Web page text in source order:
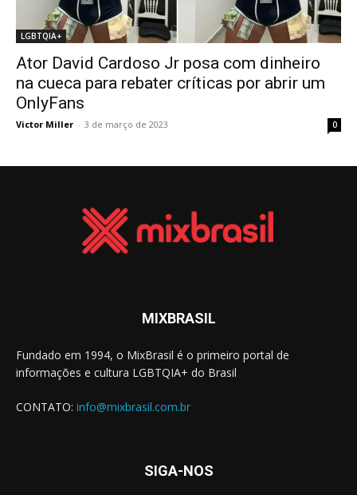
LGBTQIA+
Ator David Cardoso Jr posa com dinheiro
na cueca para rebater críticas por abrir um
OnlyFans
Victor Miller - 3 de março de 2023 0
MIXBRASIL
Fundado em 1994, o MixBrasil é o primeiro portal de
informações e cultura LGBTQIA+ do Brasil
CONTATO: info@mixbrasil.com.br
SIGA-NOS